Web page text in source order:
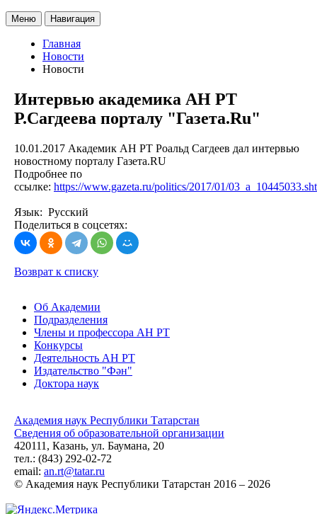
Меню Навигация
Главная
Новости
Новости
Интервью академика АН РТ
Р.Сагдеева порталу "Газета.Ru"
10.01.2017 Академик АН РТ Роальд Сагдеев дал интервью
новостному порталу Газета.RU
Подробнее по
ссылке: https://www.gazeta.ru/politics/2017/01/
Язык: Русский
Поделиться в соцсетях:
Возврат к списку
Об Академии
Подразделения
Члены и профессора АН РТ
Конкурсы
Деятельность АН РТ
Издательство "Фән"
Доктора наук
Академия наук Республики Татарстан
Сведения об образовательной организации
420111, Казань, ул. Баумана, 20
тел.: (843) 292-02-72
email: an.rt@tatar.ru
© Академия наук Республики Татарстан 2016 – 2026